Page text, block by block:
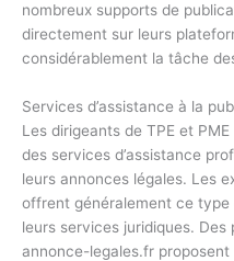
nombreux supports de
directement sur leurs
considérablement la tâche
Services d’assistance à la
Les dirigeants de TPE et
des services d’assistance
leurs annonces légales. Les
offrent généralement ce type
leurs services juridiques.
annonce-legales.fr